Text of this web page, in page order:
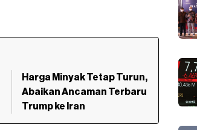
Harga Minyak Tetap Turun,
Abaikan Ancaman Terbaru
Trump ke Iran